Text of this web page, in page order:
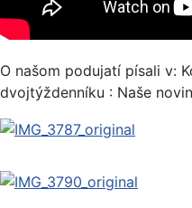
O našom podujatí písali v:
dvojtýždenníku : Naše